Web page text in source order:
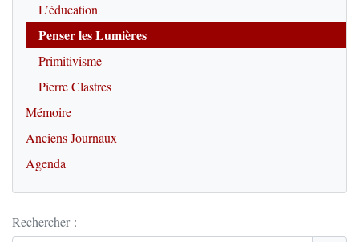
L’éducation
Penser les Lumières
Primitivisme
Pierre Clastres
Mémoire
Anciens Journaux
Agenda
Rechercher :